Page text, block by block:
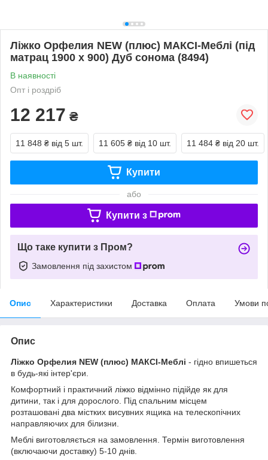
Ліжко Орфелия NEW (плюс) МАКСІ-Меблі (під
матрац 1900 х 900) Дуб сонома (8494)
В наявності
Опт і роздріб
12 217 ₴
11 848 ₴ від 5 шт. 11 605 ₴ від 10 шт. 11 484 ₴ від 20 шт.
Купити
або
Купити з
Що таке купити з Пром?
Замовлення під захистом
Опис Характеристики Доставка Оплата Умови
Опис
Ліжко Орфелия NEW (плюс) МАКСІ-Меблі - гідно впишеться
в будь-які інтер'єри.
Комфортний і практичний ліжко відмінно підійде як для
дитини, так і для дорослого. Під спальним місцем
розташовані два містких висувних ящика на телескопічних
направляючих для білизни.
Меблі виготовляється на замовлення. Термін виготовлення
(включаючи доставку) 5-10 днів.